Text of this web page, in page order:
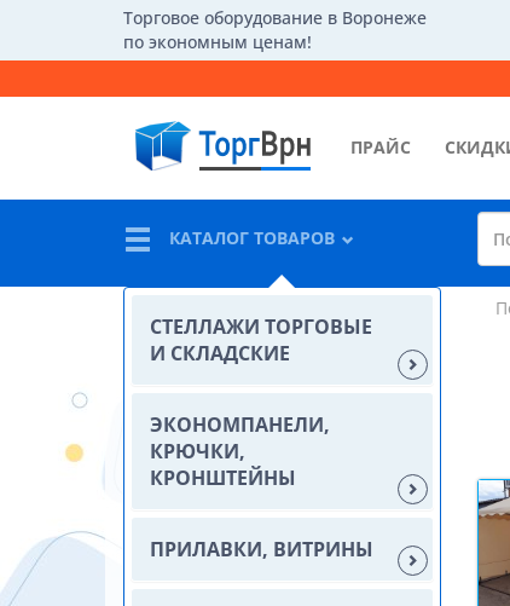
Торговое оборудование в Воронеже
по экономным ценам!
ПРАЙС
КАТАЛОГ ТОВАРОВ
СТЕЛЛАЖИ ТОРГОВЫЕ
И СКЛАДСКИЕ
ЭКОНОМПАНЕЛИ,
КРЮЧКИ,
КРОНШТЕЙНЫ
ПРИЛАВКИ, ВИТРИНЫ